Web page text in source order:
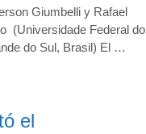
Giumbelli y Rafael
(Universidade Federal do
do Sul, Brasil) El …
el